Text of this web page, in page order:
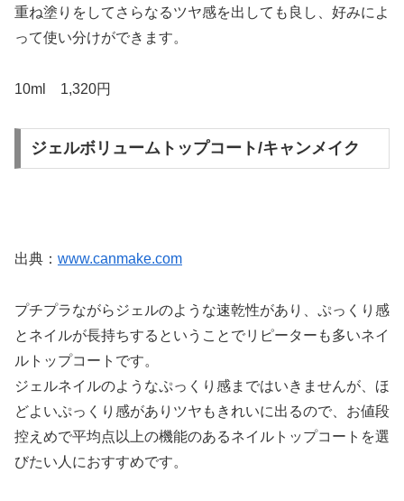
重ね塗りをしてさらなるツヤ感を出しても良し、好みによ
って使い分けができます。
10ml 1,320円
ジェルボリュームトップコート/キャンメイク
出典： www.canmake.com
プチプラながらジェルのような速乾性があり、ぷっくり感
とネイルが長持ちするということでリピーターも多いネイ
ルトップコートです。
ジェルネイルのようなぷっくり感まではいきませんが、ほ
どよいぷっくり感がありツヤもきれいに出るので、お値段
控えめで平均点以上の機能のあるネイルトップコートを選
びたい人におすすめです。